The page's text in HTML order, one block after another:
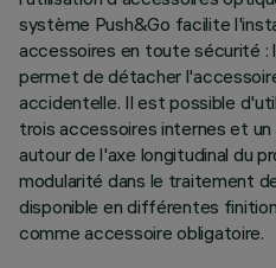
système Push&Go facilite
accessoires en toute sécurité :
permet de détacher
accidentelle. Il est possible
trois accessoires internes et
autour de l'axe longitudinal du
modularité dans le traitement
disponible en différentes
comme accessoire obligatoire.